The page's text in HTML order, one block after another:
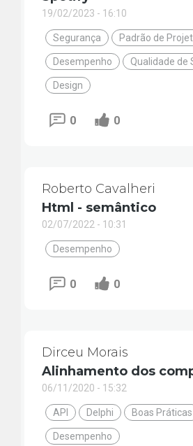
19/02/2023 - 16:10
Segurança Padrão de
Desempenho Qualidade de
Design
0 0
Roberto Cavalheri
Html - semântico
02/07/2022 - 10:31
Desempenho
0 0
Dirceu Morais
Alinhamento dos
06/11/2020 - 15:32
API Delphi Boas Práticas
Desempenho